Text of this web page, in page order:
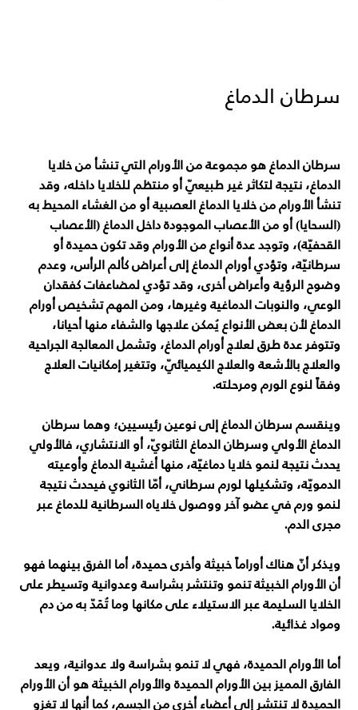
سرطان الدماغ
سرطان الدماغ هو مجموعة من الأورام التي تنشأ من خلايا
الدماغ، نتيجة لتكاثر غير طبيعيّ أو منتظم للخلايا داخله، وقد
تنشأ الأورام من خلايا الدماغ العصبية أو من الغشاء المحيط به
(السحايا) أو من الأعصاب الموجودة داخل الدماغ (الأعصاب
القحفيّة)، وتوجد عدة أنواع من الأورام وقد تكون حميدة أو
سرطانيّة، وتؤدي أورام الدماغ إلى أعراض كألم الرأس، وعدم
وضوح الرؤية وأعراض أخرى، وقد تؤدي لمضاعفات كفقدان
الوعي، والنوبات الدماغية وغيرها، ومن المهم تشخيص أورام
الدماغ لأن بعض الأنواع يُمكن علاجها والشفاء منها أحيانا،
وتتوفر عدة طرق لعلاج أورام الدماغ، وتشمل المعالجة الجراحية
والعلاج بالأشعة والعلاج الكيميائيّ، وتتغير إمكانيات العلاج
وفقاً لنوع الورم ومرحلته.
وينقسم سرطان الدماغ إلى نوعين رئيسيين؛ وهما سرطان
الدماغ الأولي وسرطان الدماغ الثانويّ، أو الانتشاري، فالأولي
يحدث نتيجة لنمو خلايا دماغيّة، منها أغشية الدماغ وأوعيته
الدمويّة، وتشكيلها لورم سرطاني، أمّا الثانوي فيحدث نتيجة
لنمو ورم في عضو آخر ووصول خلاياه السرطانية للدماغ عبر
مجرى الدم.
ويذكر أنّ هناك أوراماً خبيثة وأخرى حميدة، أما الفرق بينهما فهو
أن الأورام الخبيثة تنمو وتنتشر بشراسة وعدوانية وتسيطر على
الخلايا السليمة عبر الاستيلاء على مكانها وما تُمَدّ به من دم
ومواد غذائية.
أما الأورام الحميدة، فهي لا تنمو بشراسة ولا عدوانية، ويعد
الفارق المميز بين الأورام الحميدة والأورام الخبيثة هو أن الأورام
الحميدة لا تنتشر إلى أعضاء أخرى من الجسم، كما أنها لا تغزو